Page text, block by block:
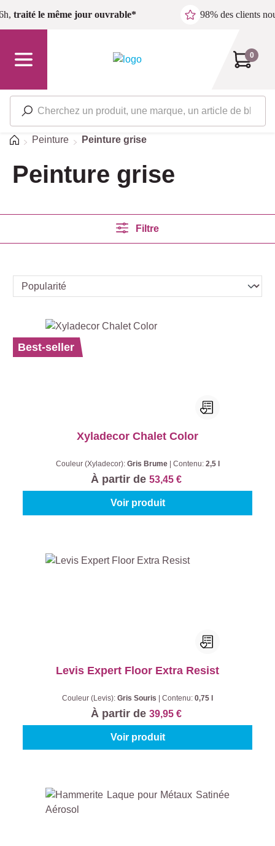
Passer au contenu principal
traité le même jour ouvrable* 98% des clients
0
Accueil
Peinture Peinture grise
Peinture grise
Filtre
Best-seller
Xyladecor Chalet Color
Couleur (Xyladecor): Gris Brume Contenu: 2,5 l
À partir de 53,45 €
Voir produit
Levis Expert Floor Extra Resist
Couleur (Levis): Gris Souris Contenu: 0,75 l
À partir de 39,95 €
Voir produit